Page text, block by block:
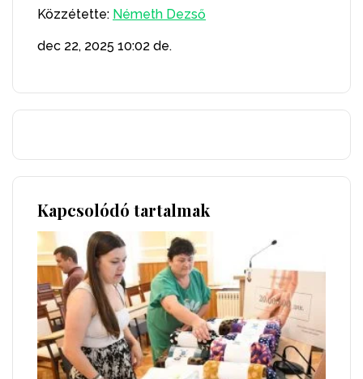
Közzétette: Németh Dezső
dec 22, 2025 10:02 de.
Kapcsolódó tartalmak